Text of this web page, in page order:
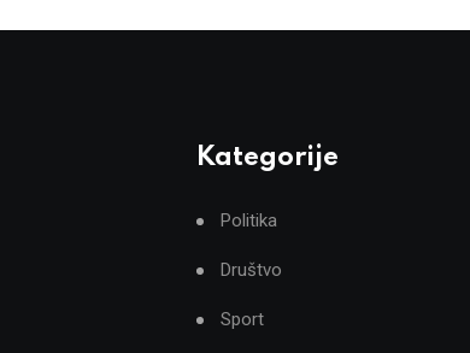
Kategorije
Politika
Društvo
Sport